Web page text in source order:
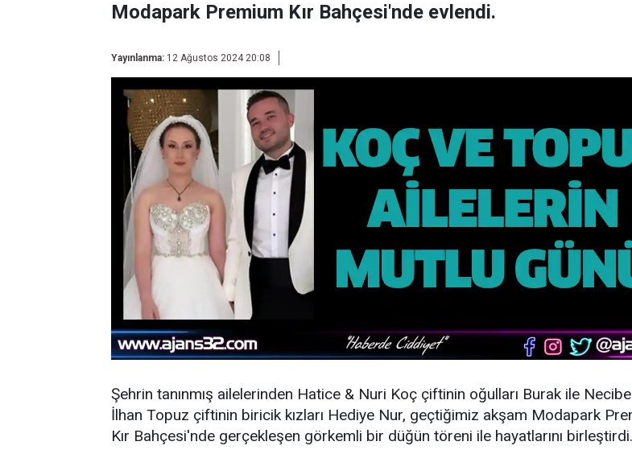
Modapark Premium Kır Bahçesi'nde evlendi.
Yayınlanma: 12 Ağustos 2024 20:08
Şehrin tanınmış ailelerinden Hatice & Nuri Koç çiftinin oğulları Burak ile
İlhan Topuz çiftinin biricik kızları Hediye Nur, geçtiğimiz akşam Modapark
Kır Bahçesi'nde gerçekleşen görkemli bir düğün töreni ile hayatlarını birleştirdi.